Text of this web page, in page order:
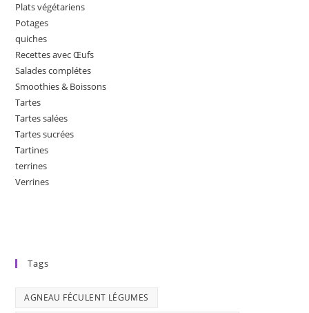
Plats végétariens
Potages
quiches
Recettes avec Œufs
Salades complétes
Smoothies & Boissons
Tartes
Tartes salées
Tartes sucrées
Tartines
terrines
Verrines
Tags
AGNEAU FÉCULENT LÉGUMES